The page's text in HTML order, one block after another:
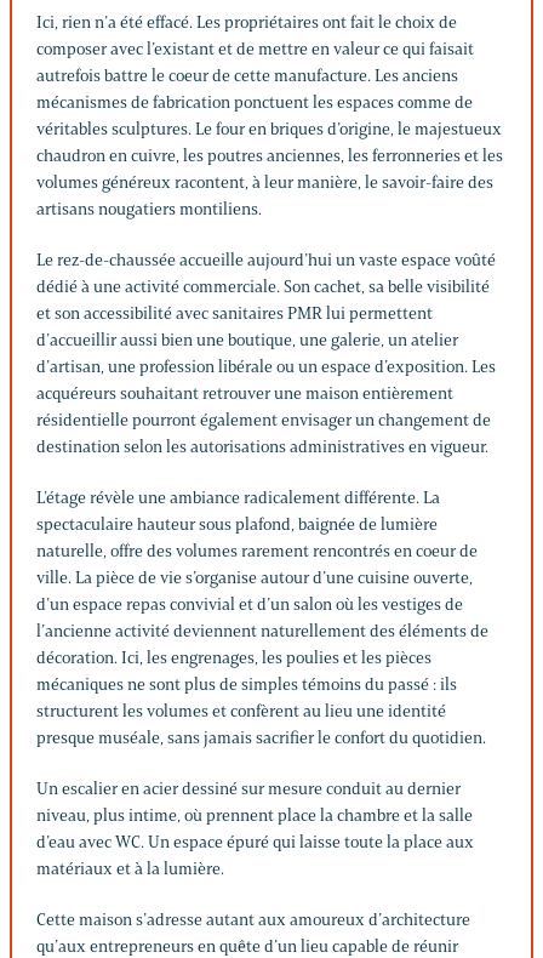
Ici, rien n’a été effacé. Les propriétaires ont fait le choix de
composer avec l’existant et de mettre en valeur ce qui faisait
autrefois battre le coeur de cette manufacture. Les anciens
mécanismes de fabrication ponctuent les espaces comme de
véritables sculptures. Le four en briques d’origine, le majestueux
chaudron en cuivre, les poutres anciennes, les ferronneries et les
volumes généreux racontent, à leur manière, le savoir-faire des
artisans nougatiers montiliens.
Le rez-de-chaussée accueille aujourd’hui un vaste espace voûté
dédié à une activité commerciale. Son cachet, sa belle visibilité
et son accessibilité avec sanitaires PMR lui permettent
d’accueillir aussi bien une boutique, une galerie, un atelier
d’artisan, une profession libérale ou un espace d’exposition. Les
acquéreurs souhaitant retrouver une maison entièrement
résidentielle pourront également envisager un changement de
destination selon les autorisations administratives en vigueur.
L’étage révèle une ambiance radicalement différente. La
spectaculaire hauteur sous plafond, baignée de lumière
naturelle, offre des volumes rarement rencontrés en coeur de
ville. La pièce de vie s’organise autour d’une cuisine ouverte,
d’un espace repas convivial et d’un salon où les vestiges de
l’ancienne activité deviennent naturellement des éléments de
décoration. Ici, les engrenages, les poulies et les pièces
mécaniques ne sont plus de simples témoins du passé : ils
structurent les volumes et confèrent au lieu une identité
presque muséale, sans jamais sacrifier le confort du quotidien.
Un escalier en acier dessiné sur mesure conduit au dernier
niveau, plus intime, où prennent place la chambre et la salle
d’eau avec WC. Un espace épuré qui laisse toute la place aux
matériaux et à la lumière.
Cette maison s’adresse autant aux amoureux d’architecture
qu’aux entrepreneurs en quête d’un lieu capable de réunir